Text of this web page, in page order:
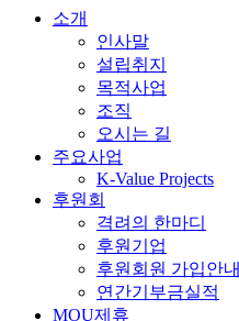
소개
인사말
설립취지
목적사업
조직
오시는 길
주요사업
K-Value Projects
후원회
격려의 한마디
후원기업
후원회원 가입안내
연간기부금실적
MOU제휴